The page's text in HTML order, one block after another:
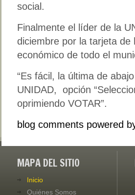
social.
Finalmente el líder de la
diciembre por la tarjeta de
económico de todo el
“Es fácil, la última de
UNIDAD, opción
oprimiendo VOTAR”.
blog comments powered
MAPA DEL SITIO
Inicio
Quiénes Somos